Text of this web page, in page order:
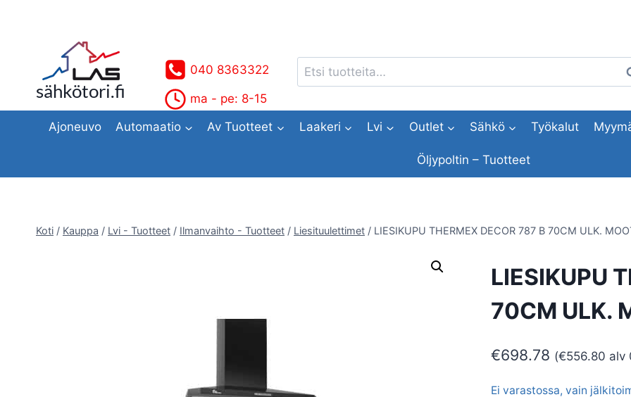
sähkötori.fi
040 8363322
ma - pe: 8-15
Etsi:
Ajoneuvo Automaatio Av Tuotteet Laakeri Lvi Outlet Sähkö Työkalut
Öljypoltin – Tuotteet
Koti / Kauppa / Lvi - Tuotteet / Ilmanvaihto - Tuotteet / Liesituulettimet / LIESIKUPU THERMEX DECOR 787 B 70CM ULK.
LIESIKUPU
70CM ULK.
€698.78 (€556.80 alv
Ei varastossa, vain